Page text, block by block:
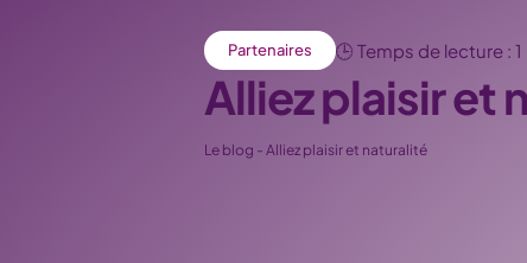
Partenaires 🕒 Temps de lecture :
Alliez plaisir et
Le blog - Alliez plaisir et naturalité